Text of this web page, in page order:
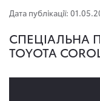
Дата публікації:
СПЕЦІАЛЬНА
TOYOTA